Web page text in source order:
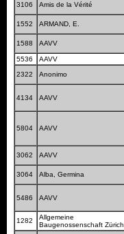
3106
Amis de la Vérité
1552
ARMAND, E.
1588 AAVV
5536 AAVV
2322
Anonimo
4134 AAVV
5804 AAVV
3062 AAVV
3064 Alba, Germina
5486 AAVV
1282
Allgemeine
Baugenossenschaft Zürich